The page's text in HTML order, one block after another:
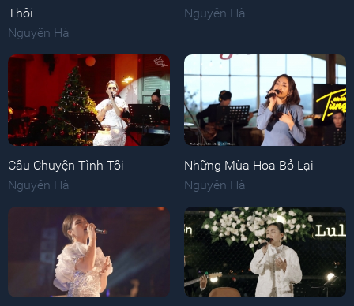
Thôi
Nguyên Hà
Nguyên Hà
Câu Chuyện Tình Tôi
Nguyên Hà
Những Mùa Hoa Bỏ Lại
Nguyên Hà